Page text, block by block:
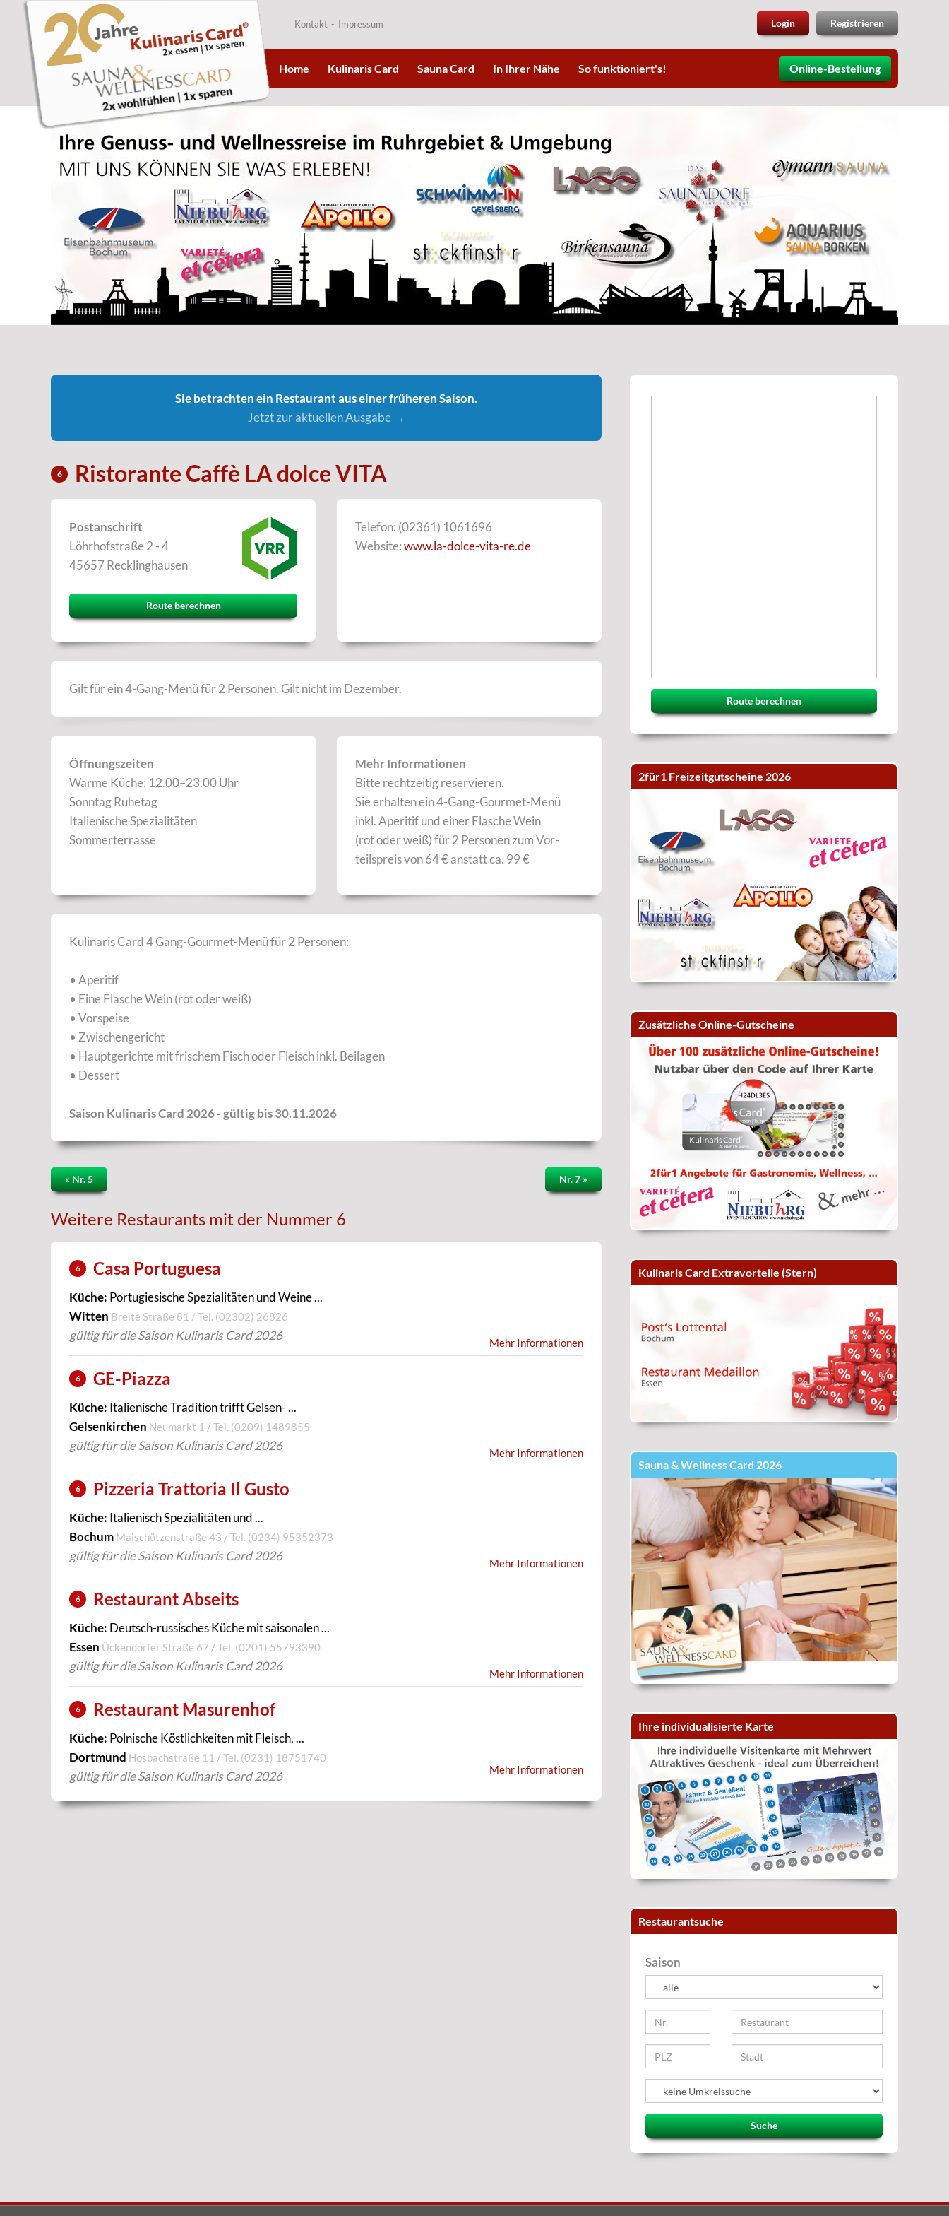
Login Registrieren
Kontakt Impressum
Online-Bestellung
Home Kulinaris Card Sauna Card In Ihrer Nähe So funktioniert's!
Sie betrachten ein Restaurant aus einer früheren Saison.
Jetzt zur aktuellen Ausgabe →
6 Ristorante Caffè LA dolce VITA
Postanschrift
Löhrhofstraße 2 - 4
45657 Recklinghausen
Route berechnen
Telefon: (02361) 1061696
Website:www.la-dolce-vita-re.de
Gilt für ein 4-Gang-Menü für 2 Personen. Gilt nicht im Dezember.
Öffnungszeiten
Warme Küche: 12.00–23.00 Uhr
Sonntag Ruhetag
Italienische Spezialitäten
Sommerterrasse
Mehr Informationen
Bitte rechtzeitig reservieren.
Sie erhalten ein 4-Gang-Gourmet-Menü
inkl. Aperitif und einer Flasche Wein
(rot oder weiß) für 2 Personen zum Vor-
teilspreis von 64 € anstatt ca. 99 €
Kulinaris Card 4 Gang-Gourmet-Menü für 2 Personen:
• Aperitif
• Eine Flasche Wein (rot oder weiß)
• Vorspeise
• Zwischengericht
• Hauptgerichte mit frischem Fisch oder Fleisch inkl. Beilagen
• Dessert
Saison Kulinaris Card 2026 - gültig bis 30.11.2026
« Nr. 5 Nr. 7 »
Weitere Restaurants mit der Nummer 6
6 Casa Portuguesa
Küche: Portugiesische Spezialitäten und Weine ...
Witten Breite Straße 81 / Tel. (02302) 26826
gültig für die Saison Kulinaris Card 2026
Mehr Informationen
6 GE-Piazza
Küche: Italienische Tradition trifft Gelsen- ...
Gelsenkirchen Neumarkt 1 / Tel. (0209) 1489855
gültig für die Saison Kulinaris Card 2026
Mehr Informationen
6 Pizzeria Trattoria Il Gusto
Küche: Italienisch Spezialitäten und ...
Bochum Maischützenstraße 43 / Tel. (0234) 95352373
gültig für die Saison Kulinaris Card 2026
Mehr Informationen
6 Restaurant Abseits
Küche: Deutsch-russisches Küche mit saisonalen ...
Essen Ückendorfer Straße 67 / Tel. (0201) 55793390
gültig für die Saison Kulinaris Card 2026
Mehr Informationen
6 Restaurant Masurenhof
Küche: Polnische Köstlichkeiten mit Fleisch, ...
Dortmund Hosbachstraße 11 / Tel. (0231) 18751740
gültig für die Saison Kulinaris Card 2026 Mehr Informationen
Route berechnen
2für1 Freizeitgutscheine 2026
Zusätzliche Online-Gutscheine
Kulinaris Card Extravorteile (Stern)
Sauna & Wellness Card 2026
Ihre individualisierte Karte
Restaurantsuche
Saison
Suche